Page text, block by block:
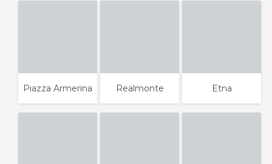
Piazza Armerina Realmonte Etna